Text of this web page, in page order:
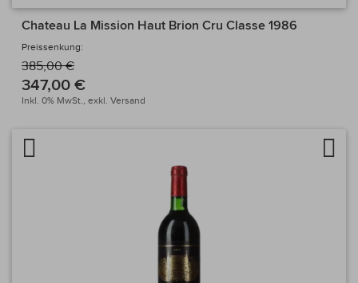
Chateau La Mission Haut Brion Cru Classe 1986
Preissenkung:
385,00 €
347,00 €
Inkl. 0% MwSt., exkl. Versand